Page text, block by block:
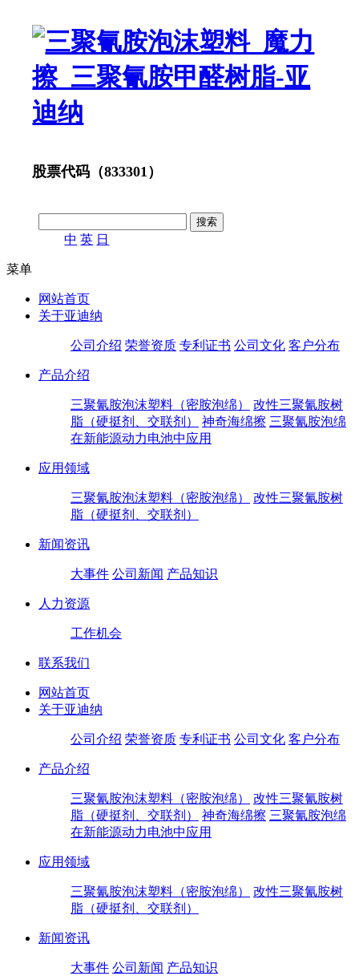
股票代码（833301）
中 英 日
菜单
网站首页
关于亚迪纳
公司介绍 荣誉资质 专利证书 公司文化 客户分布
产品介绍
三聚氰胺泡沫塑料（密胺泡绵）
改性三聚氰胺树
脂（硬挺剂、交联剂）
神奇海绵擦 三聚氰胺泡绵
在新能源动力电池中应用
应用领域
三聚氰胺泡沫塑料（密胺泡绵）
改性三聚氰胺树
脂（硬挺剂、交联剂）
新闻资讯
大事件 公司新闻 产品知识
人力资源
工作机会
联系我们
网站首页
关于亚迪纳
公司介绍 荣誉资质 专利证书 公司文化 客户分布
产品介绍
三聚氰胺泡沫塑料（密胺泡绵）
改性三聚氰胺树
脂（硬挺剂、交联剂）
神奇海绵擦 三聚氰胺泡绵
在新能源动力电池中应用
应用领域
三聚氰胺泡沫塑料（密胺泡绵）
改性三聚氰胺树
脂（硬挺剂、交联剂）
新闻资讯
大事件 公司新闻 产品知识